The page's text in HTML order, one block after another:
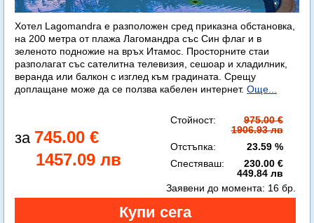
Хотел Lagomandra е разположен сред приказна обстановка,
на 200 метра от плажа Лагомандра със Син флаг и в
зеленото подножие на връх Итамос. Просторните стаи
разполагат със сателитна телевизия, сешоар и хладилник,
веранда или балкон с изглед към градината. Срещу
доплащане може да се ползва кабелен интернет. Още...
745.00 €
1457.09 лв
Стойност:
975.00 €
1906.93 лв
Отстъпка:
23.59 %
Спестяваш:
230.00 €
449.84 лв
Заявени до момента: 16 бр.